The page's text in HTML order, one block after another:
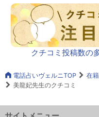
クチコミ投稿数の
電話占いヴェルニTOP 在
美龍妃先生のクチコミ